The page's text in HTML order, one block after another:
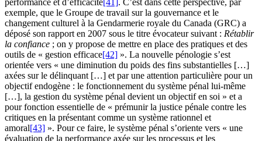
performance et d’efficacité[41]. C’est dans cette perspective, par
exemple, que le Groupe de travail sur la gouvernance et le
changement culturel à la Gendarmerie royale du Canada (GRC) a
déposé son rapport en 2007 sous le titre évocateur suivant : Rétablir
la confiance ; on y propose de mettre en place des pratiques et des
outils de « gestion efficace[42] ». La nouvelle pénologie s’est
orientée vers « une diminution du poids des fins substantielles […]
axées sur le délinquant […] et par une attention particulière pour un
objectif endogène : le fonctionnement du système pénal lui-même
[…], la gestion du système pénal devient un objectif en soi » et a
pour fonction essentielle de « prémunir la justice pénale contre les
critiques en la présentant comme un système rationnel et
amoral[43] ». Pour ce faire, le système pénal s’oriente vers « une
évaluation de la performance axée sur les processus et les